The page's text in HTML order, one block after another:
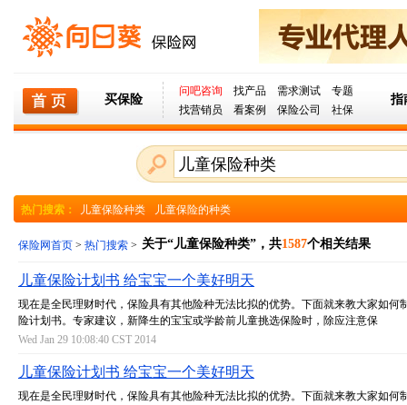
买保险
问吧咨询 找产品 需求测试
专题
找营销员
看案例 保险公司 社保
指
热门搜索： 儿童保险种类 儿童保险的种类
保险网首页 > 热门搜索 > 关于“儿童保险种类”，共1587个相关结果
儿童保险计划书 给宝宝一个美好明天
现在是全民理财时代，保险具有其他险种无法比拟的优势。下面就来教大家如何
险计划书。专家建议，新降生的宝宝或学龄前儿童挑选保险时，除应注意保
Wed Jan 29 10:08:40 CST 2014
儿童保险计划书 给宝宝一个美好明天
现在是全民理财时代，保险具有其他险种无法比拟的优势。下面就来教大家如何